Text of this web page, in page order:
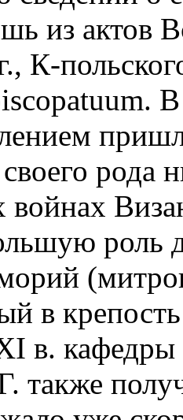
из актов
К-
В
рода
войнах
роль
в
в.
также